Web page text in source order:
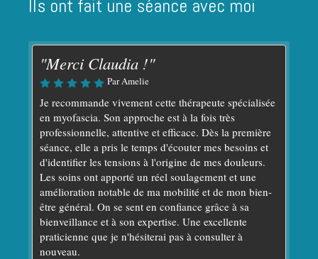
Ils ont fait une séance avec moi
"Merci Claudia !"
Par Amelie
Je recommande vivement cette thérapeute spécialisée
en myofascia. Son approche est à la fois très
professionnelle, attentive et efficace. Dès la première
séance, elle a pris le temps d'écouter mes besoins et
d'identifier les tensions à l'origine de mes douleurs.
Les soins ont apporté un réel soulagement et une
amélioration notable de ma mobilité et de mon bien-
être général. On se sent en confiance grâce à sa
bienveillance et à son expertise. Une excellente
praticienne que je n'hésiterai pas à consulter à
nouveau.